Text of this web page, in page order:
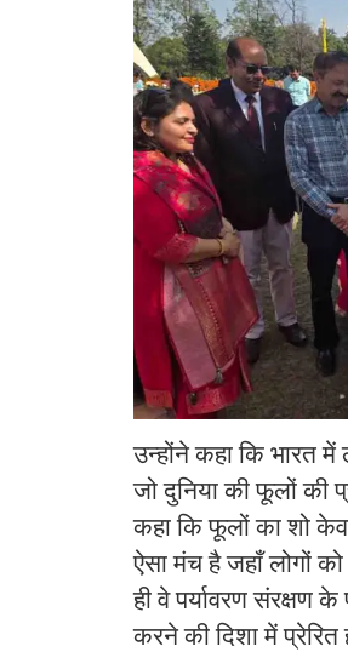
उन्होंने कहा कि भारत
जो दुनिया की फूलों की
कहा कि फूलों का शो
ऐसा मंच है जहाँ लोगों
ही वे पर्यावरण संरक्षण
करने की दिशा में प्रेरित